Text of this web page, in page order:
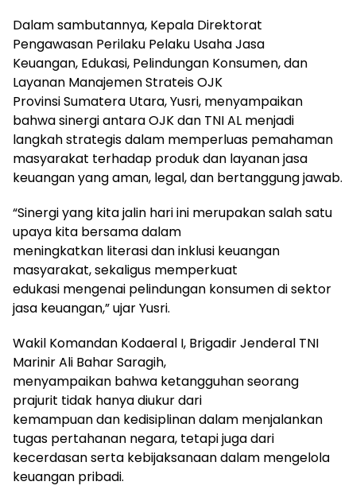
Dalam sambutannya, Kepala Direktorat
Pengawasan Perilaku Pelaku Usaha Jasa
Keuangan, Edukasi, Pelindungan Konsumen, dan
Layanan Manajemen Strateis OJK
Provinsi Sumatera Utara, Yusri, menyampaikan
bahwa sinergi antara OJK dan TNI AL menjadi
langkah strategis dalam memperluas pemahaman
masyarakat terhadap produk dan layanan jasa
keuangan yang aman, legal, dan bertanggung jawab.
“Sinergi yang kita jalin hari ini merupakan salah satu
upaya kita bersama dalam
meningkatkan literasi dan inklusi keuangan
masyarakat, sekaligus memperkuat
edukasi mengenai pelindungan konsumen di sektor
jasa keuangan,” ujar Yusri.
Wakil Komandan Kodaeral I, Brigadir Jenderal TNI
Marinir Ali Bahar Saragih,
menyampaikan bahwa ketangguhan seorang
prajurit tidak hanya diukur dari
kemampuan dan kedisiplinan dalam menjalankan
tugas pertahanan negara, tetapi juga dari
kecerdasan serta kebijaksanaan dalam mengelola
keuangan pribadi.